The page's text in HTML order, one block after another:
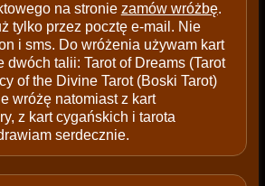
na stronie zamów wróżbę.
tylko przez pocztę e-mail. Nie
i sms. Do wróżenia używam kart
dwóch talii: Tarot of Dreams (Tarot
of the Divine Tarot (Boski Tarot)
wróżę natomiast z kart
z kart cygańskich i tarota
serdecznie.